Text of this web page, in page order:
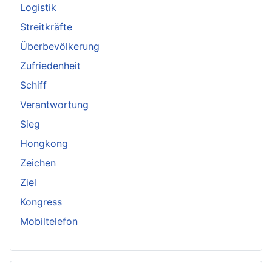
Logistik
Streitkräfte
Überbevölkerung
Zufriedenheit
Schiff
Verantwortung
Sieg
Hongkong
Zeichen
Ziel
Kongress
Mobiltelefon